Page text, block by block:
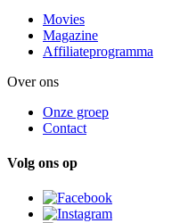
Movies
Magazine
Affiliateprogramma
Over ons
Onze groep
Contact
Volg ons op